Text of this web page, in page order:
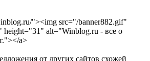
"><img src="/banner882.gif"
alt="Winblog.ru - все о
a>
от других сайтов схожей